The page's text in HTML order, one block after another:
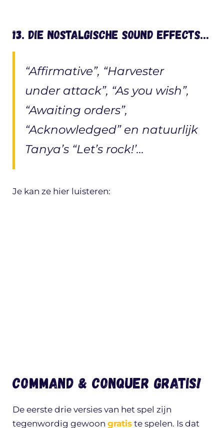
13. Die nostalgische sound effects…
“Affirmative”, “Harvester
under attack”, “As you wish”,
“Awaiting orders”,
“Acknowledged” en natuurlijk
Tanya’s “Let’s rock!’…
Je kan ze hier luisteren:
Command & Conquer Gratis!
De eerste drie versies van het spel zijn
tegenwordig gewoon gratis te spelen. Is dat